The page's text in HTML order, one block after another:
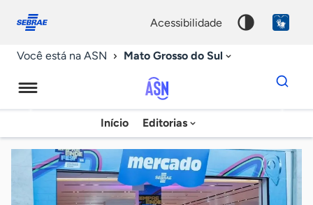
conosco
acessibilidade
Você está na ASN Mato Grosso do Sul
Agência
Sebrae
de
Notícias
Início Editorias
Dados
para
chave